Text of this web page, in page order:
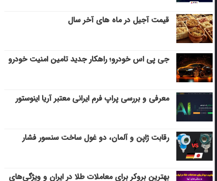
قیمت آجیل در ماه های آخر سال
جی پی اس خودرو؛ راهکار جدید تامین امنیت خودرو
معرفی و بررسی پراپ فرم ایرانی معتبر آریا اینوستور
رقابت ژاپن و آلمان، دو غول ساخت سنسور فشار
بهترین بروکر برای معاملات طلا در ایران و ویژگی‌های